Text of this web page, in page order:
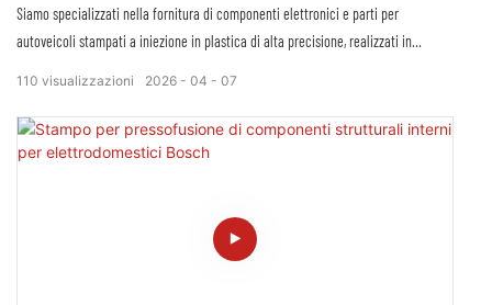
Siamo specializzati nella fornitura di componenti elettronici e parti per
autoveicoli stampati a iniezione in plastica di alta precisione, realizzati in
per integrarsi perfettamente con i sistemi meccanici ed elettronici avanzati di
BMW, garantendo un montaggio perfetto, una funzionalità ottimale e una durata
2026 04 07
110 visualizzazioni